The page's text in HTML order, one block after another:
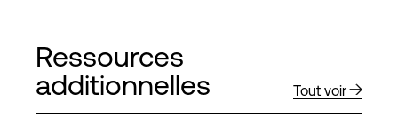
Ressources
additionnelles
Tout voir